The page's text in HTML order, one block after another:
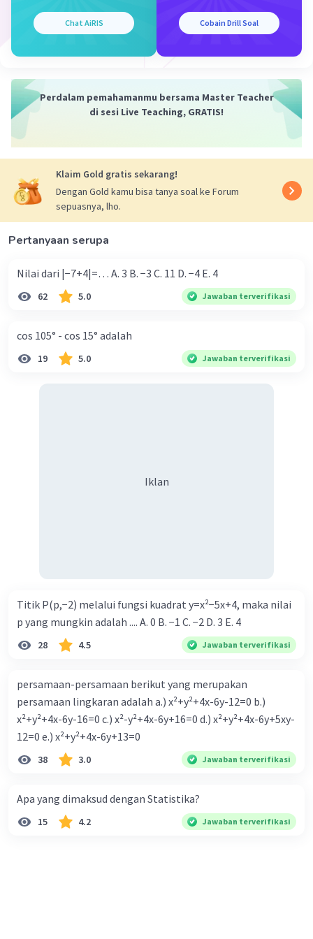
x = -36,9° + k ∙ 360°
Untuk k = 0 → x = -36,9° (Tidak memenuhi
interval 0° ≤ x ≤ 360°)
Jadi, nilai x yang memenuhi adalah {36,9°; 323,1°}.
Chat AiRIS Cobain Drill Soal
Perdalam pemahamanmu bersama Master Teacher
di sesi Live Teaching, GRATIS!
Klaim Gold gratis sekarang!
Dengan Gold kamu bisa tanya soal ke Forum
sepuasnya, lho.
Pertanyaan serupa
Nilai dari |−7+4|=… A. 3 B. −3 C. 11 D. −4 E. 4
62 5.0 Jawaban terverifikasi
cos 105° - cos 15° adalah
19 5.0 Jawaban terverifikasi
Iklan
Titik P(p,−2) melalui fungsi kuadrat y=x²−5x+4, maka nilai
p yang mungkin adalah .... A. 0 B. −1 C. −2 D. 3 E. 4
28 4.5 Jawaban terverifikasi
persamaan-persamaan berikut yang merupakan
persamaan lingkaran adalah a.) x²+y²+4x-6y-12=0 b.)
x²+y²+4x-6y-16=0 c.) x²-y²+4x-6y+16=0 d.) x²+y²+4x-6y+5xy-
12=0 e.) x²+y²+4x-6y+13=0
38 3.0 Jawaban terverifikasi
Apa yang dimaksud dengan Statistika?
15 4.2 Jawaban terverifikasi